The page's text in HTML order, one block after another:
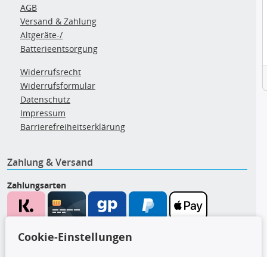
AGB
Versand & Zahlung
Altgeräte-/
Batterieentsorgung
Widerrufsrecht
Widerrufsformular
Datenschutz
Impressum
Barrierefreiheitserklärung
Zahlung & Versand
Zahlungsarten
Cookie-Einstellungen